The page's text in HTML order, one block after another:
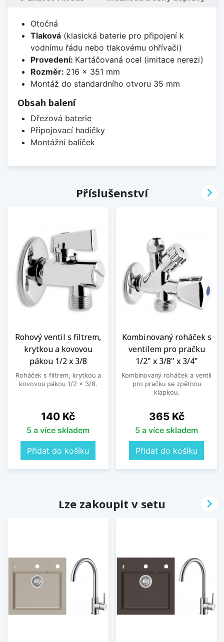
Otočná
Tlaková(klasická baterie pro připojení k
vodnímu řádu nebo tlakovému ohřívači)
Provedení: Kartáčovaná ocel (imitace nerezi)
Rozměr: 216 x 351 mm
Montáž do standardního otvoru 35 mm
Obsah balení
Dřezová baterie
Připojovací hadičky
Montážní balíček
Příslušenství
Rohový ventil s filtrem,
krytkou a kovovou
pákou 1/2 x 3/8
Roháček s filtrem, krytkou a
kovovou pákou 1/2 x 3/8.
Cena
140 Kč
5 a více skladem
Přidat do košíku
Kombinovaný roháček s
ventilem pro pračku
1/2" x 3/8" x 3/4"
Kombinovaný roháček a ventil
pro pračku se zpětnou
klapkou.
Cena
365 Kč
5 a více skladem
Přidat do košíku

Lze zakoupit v setu 